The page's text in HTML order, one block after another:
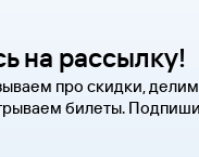
понадобится
на рассылку!
про скидки,
билеты.